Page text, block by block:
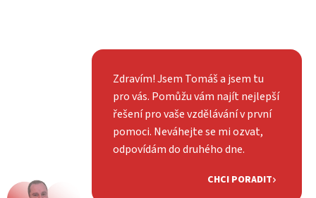
Zdravím! Jsem Tomáš a jsem tu
pro vás. Pomůžu vám najít nejlepší
řešení pro vaše vzdělávání v první
pomoci. Neváhejte se mi ozvat,
odpovídám do druhého dne.
CHCI PORADIT